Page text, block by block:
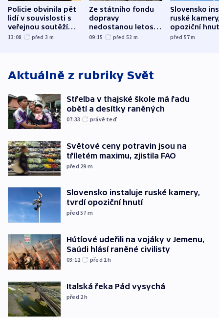
Policie obvinila pět
lidí v souvislosti s
veřejnou soutěží
Správy železnic
13:08 před 3 m
Ze státního fondu
dopravy
nedostanou letos
kraje na silnice ani
09:15 před 52 m
Slovensko
ruské
opoziční
před 57m
Aktuálně z rubriky Svět
Střelba v thajské škole má řadu
obětí a desítky raněných
07:33 právě teď
Světové ceny potravin jsou na
tříletém maximu, zjistila FAO
před 29 m
Slovensko instaluje ruské kamery,
tvrdí opoziční hnutí
před 57 m
Hútíové udeřili na vojáky v Jemenu,
Saúdi hlásí raněné civilisty
03:12 před 1h
Italská řeka Pád vysychá
před 2h